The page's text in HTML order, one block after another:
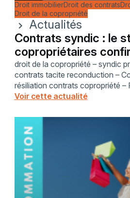
Droit immobilierDroit des contrats
Droit de la copropriété
chevron_right
Actualités
Contrats syndic : le
copropriétaires
Cour de cassation
droit de la copropriété – syndic
contrats tacite reconduction –
résiliation contrats copropriété –
– protection consommateur –
Voir cette actualité